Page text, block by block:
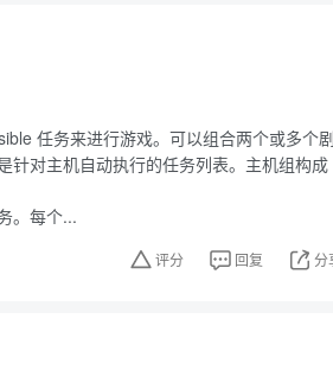
任务来进行游戏。可以组合两个或多个
针对主机自动执行的任务列表。主机组构成
。每个...
评分 回复 分